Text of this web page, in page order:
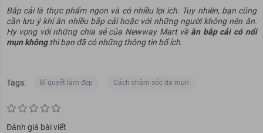
Bắp cải là thực phẩm ngon và có nhiều lợi ích. Tuy nhiên, bạn cũng
cần lưu ý khi ăn nhiều bắp cải hoặc với những người không nên ăn.
Hy vọng với những chia sẻ của Newway Mart về ăn bắp cải có nổi
mụn khôngthì bạn đã có những thông tin bổ ích.
Tags: Bí quyết làm đẹp Cách chăm sóc da mụn
Đánh giá bài viết